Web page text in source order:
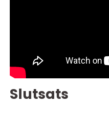
Slutsats